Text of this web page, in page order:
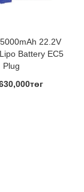
22.2V
Battery EC5
Plug